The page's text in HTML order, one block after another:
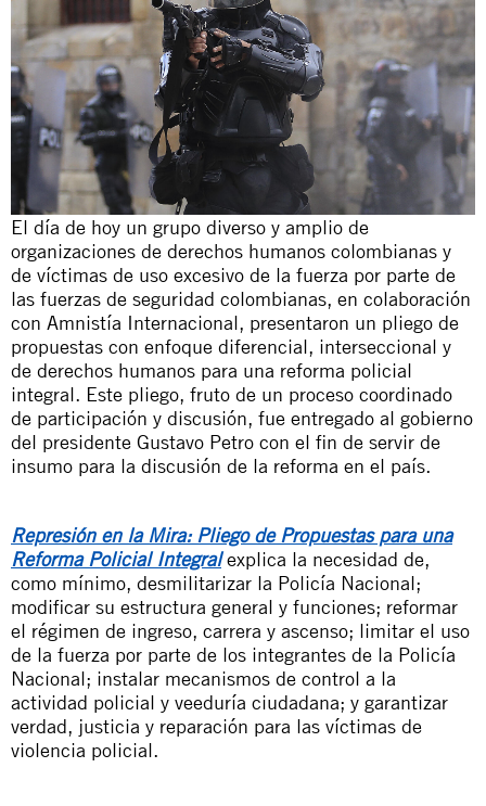
El día de hoy un grupo diverso y amplio de
organizaciones de derechos humanos colombianas y
de víctimas de uso excesivo de la fuerza por parte de
las fuerzas de seguridad colombianas, en colaboración
con Amnistía Internacional, presentaron un pliego de
propuestas con enfoque diferencial, interseccional y
de derechos humanos para una reforma policial
integral. Este pliego, fruto de un proceso coordinado
de participación y discusión, fue entregado al gobierno
del presidente Gustavo Petro con el fin de servir de
insumo para la discusión de la reforma en el país.
Represión en la Mira: Pliego de Propuestas para una
Reforma Policial Integralexplica la necesidad de,
como mínimo, desmilitarizar la Policía Nacional;
modificar su estructura general y funciones; reformar
el régimen de ingreso, carrera y ascenso; limitar el uso
de la fuerza por parte de los integrantes de la Policía
Nacional; instalar mecanismos de control a la
actividad policial y veeduría ciudadana; y garantizar
verdad, justicia y reparación para las víctimas de
violencia policial.